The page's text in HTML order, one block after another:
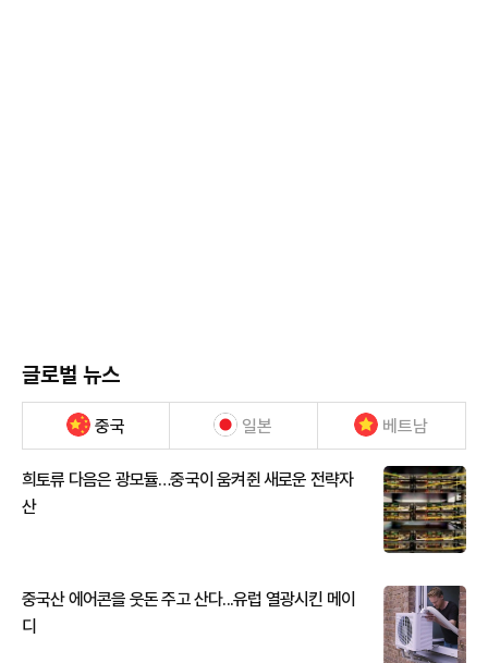
글로벌 뉴스
중국 일본 베트남
희토류 다음은 광모듈…중국이 움켜쥔 새로운 전략자
산
중국산 에어콘을 웃돈 주고 산다...유럽 열광시킨 메이
디